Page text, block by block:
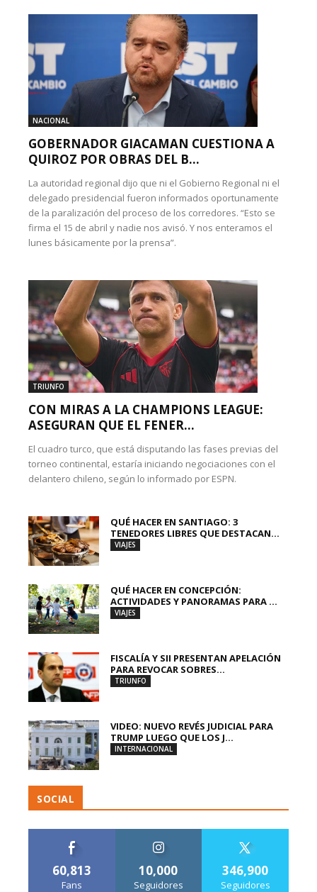
NACIONAL
GOBERNADOR GIACAMAN CUESTIONA A
QUIROZ POR OBRAS DEL B...
La autoridad regional dijo que ni el Gobierno Regional ni el
delegado presidencial fueron informados oportunamente
de la paralización del proceso de los corredores. “Esto se
firma el 15 de abril y nadie nos avisó. Y nos enteramos el
lunes básicamente por la prensa”.
TRIUNFO
CON MIRAS A LA CHAMPIONS LEAGUE:
ASEGURAN QUE EL FENER...
El cuadro turco, que está disputando las fases previas del
torneo continental, estaría iniciando negociaciones con el
delantero chileno, según lo informado por ESPN.
QUÉ HACER EN SANTIAGO: 3
TENEDORES LIBRES QUE DESTACAN...
VIAJES
QUÉ HACER EN CONCEPCIÓN:
ACTIVIDADES Y PANORAMAS PARA ...
VIAJES
FISCALÍA Y SII PRESENTAN APELACIÓN
PARA REVOCAR SOBRES...
TRIUNFO
VIDEO: NUEVO REVÉS JUDICIAL PARA
TRUMP LUEGO QUE LOS J...
INTERNACIONAL
SOCIAL
60,813
Fans
10,000
Seguidores
346,900
Seguidores